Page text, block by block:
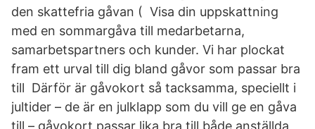
den skattefria gåvan ( Visa din uppskattning
med en sommargåva till medarbetarna,
samarbetspartners och kunder. Vi har plockat
fram ett urval till dig bland gåvor som passar bra
till Därför är gåvokort så tacksamma, speciellt i
jultider – de är en julklapp som du vill ge en gåva
till – gåvokort passar lika bra till både anställda